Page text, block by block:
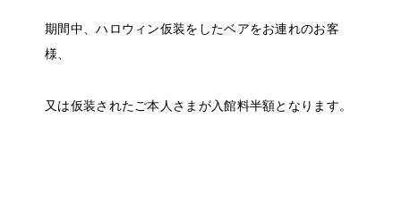
期間中、ハロウィン仮装をしたベアをお連れのお客
様、
又は仮装されたご本人さまが入館料半額となります。